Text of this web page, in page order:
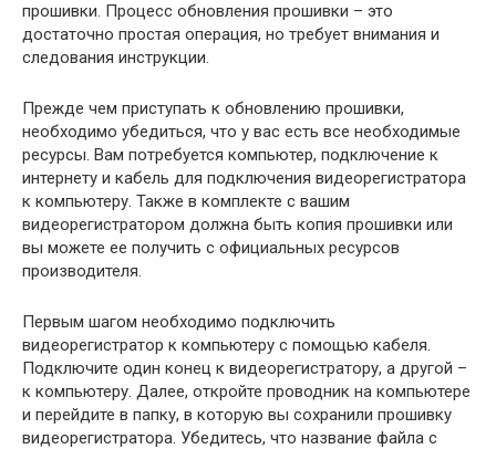
прошивки. Процесс обновления прошивки – это
достаточно простая операция, но требует внимания и
следования инструкции.
Прежде чем приступать к обновлению прошивки,
необходимо убедиться, что у вас есть все необходимые
ресурсы. Вам потребуется компьютер, подключение к
интернету и кабель для подключения видеорегистратора
к компьютеру. Также в комплекте с вашим
видеорегистратором должна быть копия прошивки или
вы можете ее получить с официальных ресурсов
производителя.
Первым шагом необходимо подключить
видеорегистратор к компьютеру с помощью кабеля.
Подключите один конец к видеорегистратору, а другой –
к компьютеру. Далее, откройте проводник на компьютере
и перейдите в папку, в которую вы сохранили прошивку
видеорегистратора. Убедитесь, что название файла с